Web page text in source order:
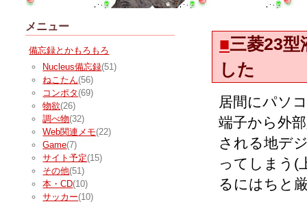
■三菱23
した
居間にパソ
端子から外
される地デ
ってしまう(
るにはちと
メニュー
備忘録とかもろもろ
Nucleus備忘録(51)
ねこたん(56)
コンポタ (69)
物欲(26)
調べ物(32)
Web関連メモ(22)
Game(7)
サイト予定(15)
その他(51)
本・CD(10)
サッカー(10)